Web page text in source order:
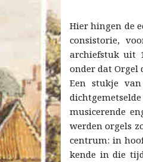
Hier hingen de
consistorie,
archiefstuk uit
onder dat Orgel
Een stukje
musicerende
werden orgels
centrum: in
kende in die